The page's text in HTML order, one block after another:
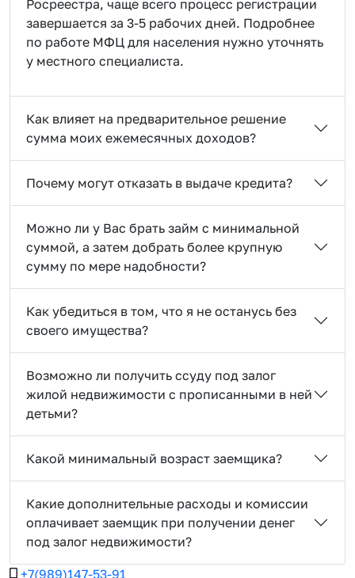
Росреестра, чаще всего процесс регистрации
завершается за 3-5 рабочих дней. Подробнее
по работе МФЦ для населения нужно уточнять
у местного специалиста.
Как влияет на предварительное решение
сумма моих ежемесячных доходов?
Почему могут отказать в выдаче кредита?
Можно ли у Вас брать займ с минимальной
суммой, а затем добрать более крупную
сумму по мере надобности?
Как убедиться в том, что я не останусь без
своего имущества?
Возможно ли получить ссуду под залог
жилой недвижимости с прописанными в ней
детьми?
Какой минимальный возраст заемщика?
Какие дополнительные расходы и комиссии
оплачивает заемщик при получении денег
под залог недвижимости?
+7(989)147-53-91